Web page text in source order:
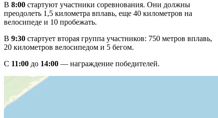
В 8:00 стартуют участники соревнования. Они должны
преодолеть 1,5 километра вплавь, еще 40 километров на
велосипеде и 10 пробежать.
В 9:30 стартует вторая группа участников: 750 метров вплавь,
20 километров велосипедом и 5 бегом.
С 11:00 до 14:00 — награждение победителей.